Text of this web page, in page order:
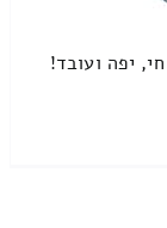
יפה ועובד!